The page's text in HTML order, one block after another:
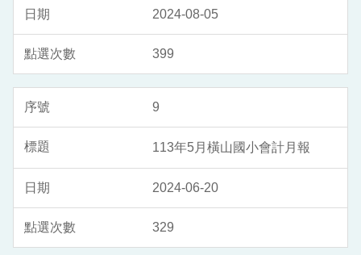
2024-08-05
399
9
113年5月橫山國小會計月報
2024-06-20
329